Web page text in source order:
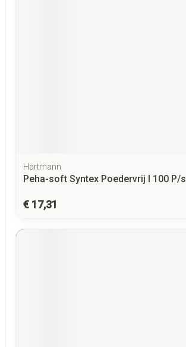
Hartmann
Peha-soft Syntex Poedervrij l 100 P/s
€ 17,31